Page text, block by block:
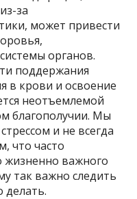
за
может привести
органов.
поддержания
в крови и освоение
неотъемлемой
благополучии. Мы
и не всегда
что часто
жизненно важного
так важно следить
делать.